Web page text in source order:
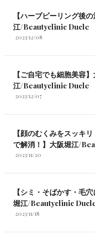
【ハーブピーリング後
江/Beautyclinic Ducle
2023/12/08
【ご自宅でも細胞美容
江/Beautyclinic Ducle
2023/12/07
【顔のむくみをスッキ
で解消！】大阪堀江/
2023/11/20
【シミ・そばかす・毛
堀江/Beautyclinic
2023/11/18